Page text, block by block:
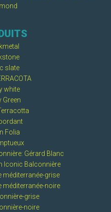
slate
white
Green
Folia
Gérard Blanc
Iconic Balconnière
méditerranée-grise
méditerranée-noire
grise
noire